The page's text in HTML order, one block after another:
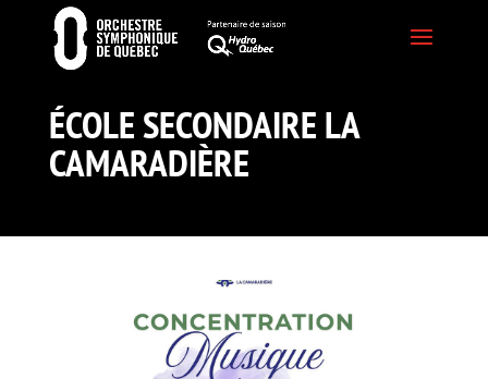
ÉCOLE SECONDAIRE LA
CAMARADIÈRE